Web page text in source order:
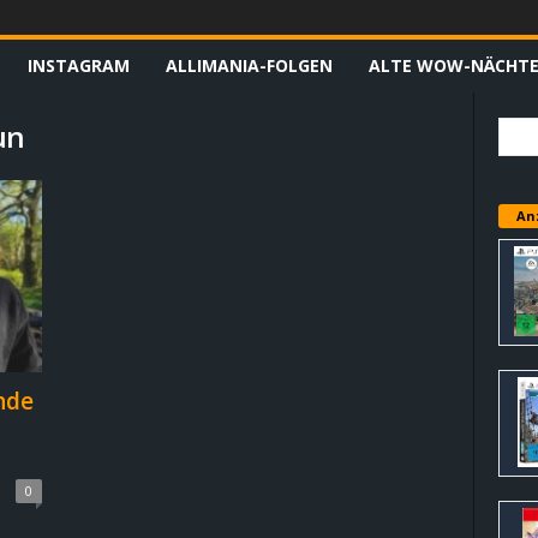
INSTAGRAM ALLIMANIA-FOLGEN ALTE WOW-NÄCHTE
0